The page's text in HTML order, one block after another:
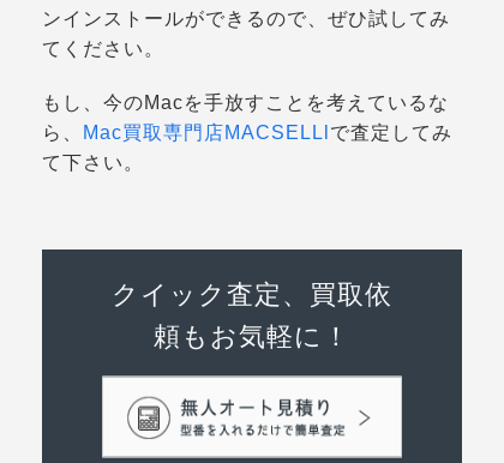
ンインストールができるので、ぜひ試してみ
てください。
もし、今のMacを手放すことを考えているな
ら、
Mac買取専門店MACSELLl で査定してみ
て下さい。
クイック査定、買取依
頼もお気軽に！